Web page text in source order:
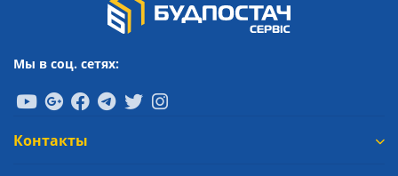
Мы в соц. сетях:
Контакты